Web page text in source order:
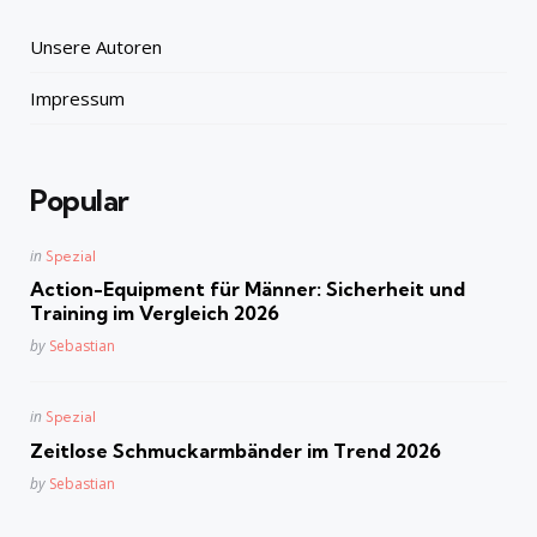
Unsere Autoren
Impressum
Popular
Posted
in Spezial
Action-Equipment für Männer: Sicherheit und
Training im Vergleich 2026
Posted
by Sebastian
Posted
in Spezial
Zeitlose Schmuckarmbänder im Trend 2026
Posted
by Sebastian